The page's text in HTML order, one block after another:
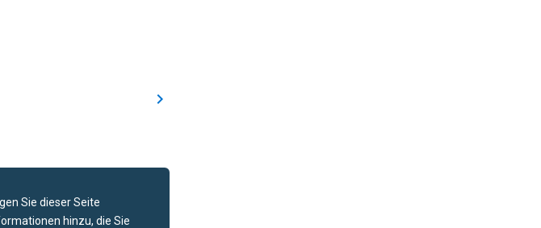
Sie dieser Seite
hinzu, die Sie